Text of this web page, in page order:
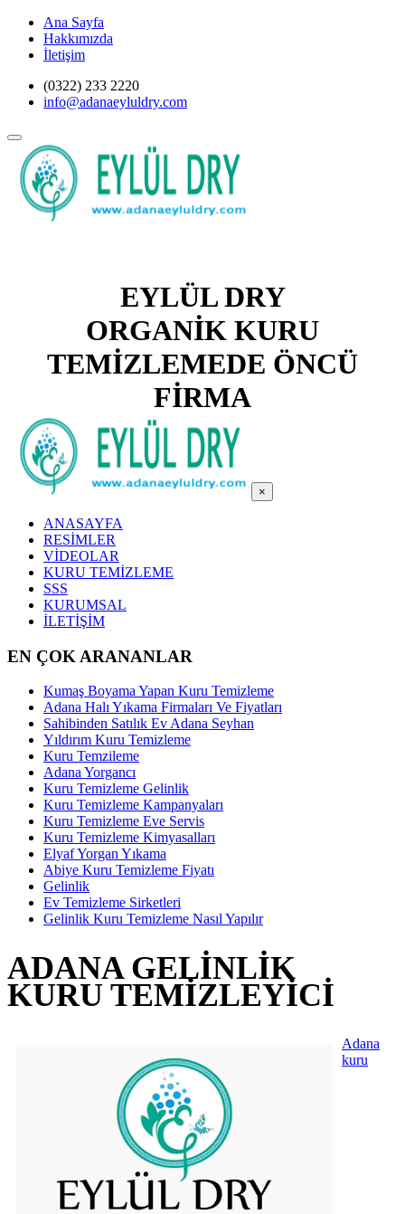
Ana Sayfa
Hakkımızda
İletişim
(0322) 233 2220
info@adanaeyluldry.com
EYLÜL DRY
ORGANİK KURU
TEMİZLEMEDE ÖNCÜ
FİRMA
×
ANASAYFA
RESİMLER
VİDEOLAR
KURU TEMİZLEME
SSS
KURUMSAL
İLETİŞİM
EN ÇOK ARANANLAR
Kumaş Boyama Yapan Kuru Temizleme
Adana Halı Yıkama Firmaları Ve Fiyatları
Sahibinden Satılık Ev Adana Seyhan
Yıldırım Kuru Temizleme
Kuru Temzileme
Adana Yorgancı
Kuru Temizleme Gelinlik
Kuru Temizleme Kampanyaları
Kuru Temizleme Eve Servis
Kuru Temizleme Kimyasalları
Elyaf Yorgan Yıkama
Abiye Kuru Temizleme Fiyatı
Gelinlik
Ev Temizleme Sirketleri
Gelinlik Kuru Temizleme Nasıl Yapılır
ADANA GELINLIK
KURU TEMIZLEYICI
Adana
kuru